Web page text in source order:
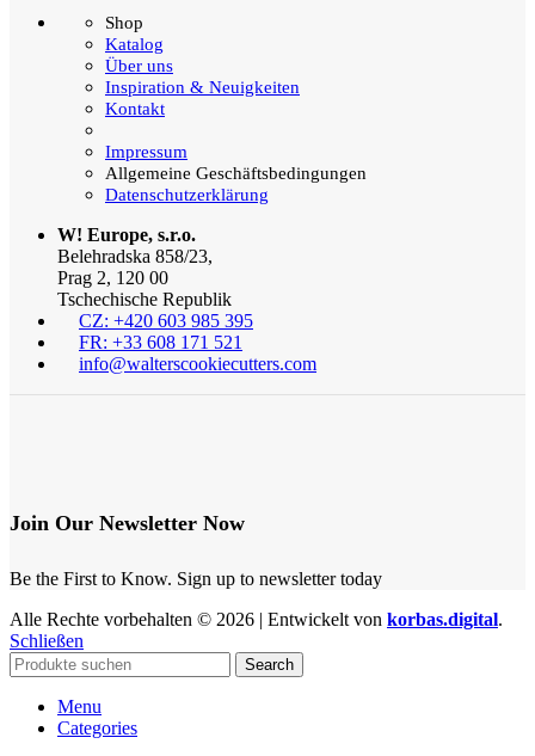
Shop
Katalog
Über uns
Inspiration & Neuigkeiten
Kontakt
Impressum
Allgemeine Geschäftsbedingungen
Datenschutzerklärung
W! Europe, s.r.o.
Belehradska 858/23,
Prag 2, 120 00
Tschechische Republik
CZ: +420 603 985 395
FR: +33 608 171 521
info@walterscookiecutters.com
Join Our Newsletter Now
Be the First to Know. Sign up to newsletter today
Alle Rechte vorbehalten © 2026 | Entwickelt von korbas.digital.
Schließen
Search
Menu
Categories